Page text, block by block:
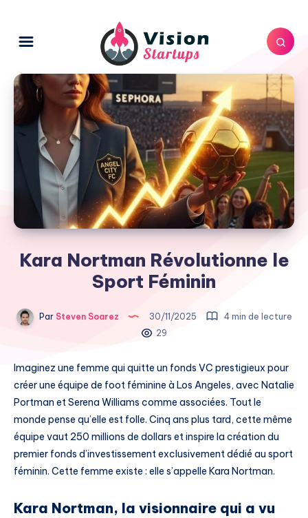
Kara Nortman Révolutionne le
Sport Féminin
ParSteven Soarez 30/11/2025
4 min de lecture
29
Imaginez une femme qui quitte un fonds VC prestigieux pour
créer une équipe de foot féminine à Los Angeles, avec Natalie
Portman et Serena Williams comme associées. Tout le
monde pense qu’elle est folle. Cinq ans plus tard, cette même
équipe vaut 250 millions de dollars et inspire la création du
premier fonds d’investissement exclusivement dédié au sport
féminin. Cette femme existe : elle s’appelle Kara Nortman.
Kara Nortman, la visionnaire qui a vu